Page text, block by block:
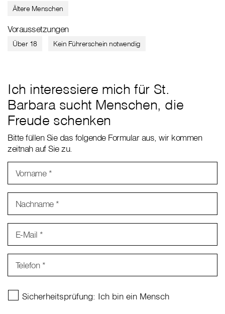
Ältere Menschen
Voraussetzungen
Über 18 Kein Führerschein notwendig
Ich interessiere mich für St.
Barbara sucht Menschen, die
Freude schenken
Bitte füllen Sie das folgende Formular aus, wir kommen
zeitnah auf Sie zu.
Vorname *
Nachname *
E-Mail *
Telefon *